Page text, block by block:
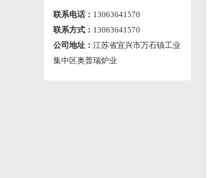
联系电话： 13063641570
联系方式： 13063641570
公司地址： 江苏省宜兴市万石镇工业
集中区奥普瑞炉业